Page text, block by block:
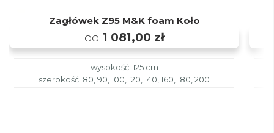
Zagłówek Z95 M&K foam Koło
od 1 081,00 zł
wysokość: 125 cm
szerokość: 80, 90, 100, 120, 140, 160, 180, 200